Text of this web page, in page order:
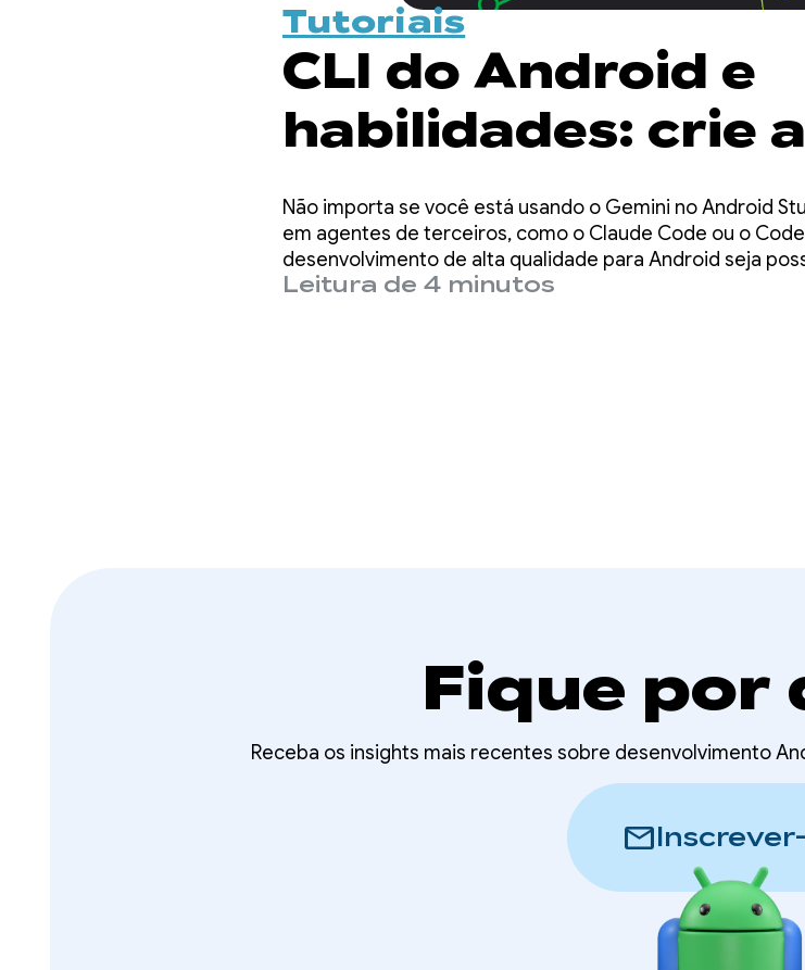
Tutoriais
CLI do Android e
habilidades: crie
Android três
rápido usando
agente
Não importa se você está usando o Gemini no Android
em agentes de terceiros, como o Claude Code ou o
desenvolvimento de alta qualidade para Android seja
Leitura de 4 minutos
Fique por
Receba os insights mais recentes sobre desenvolvimento
mail